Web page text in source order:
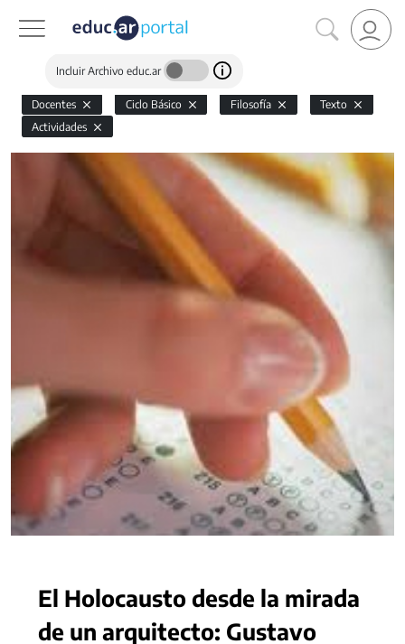
Incluir Archivo educ.ar
Docentes Ciclo Básico Filosofía
Texto
Actividades
El Holocausto desde la mirada
de un arquitecto: Gustavo